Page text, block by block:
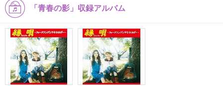
「青春の影」収録アルバム